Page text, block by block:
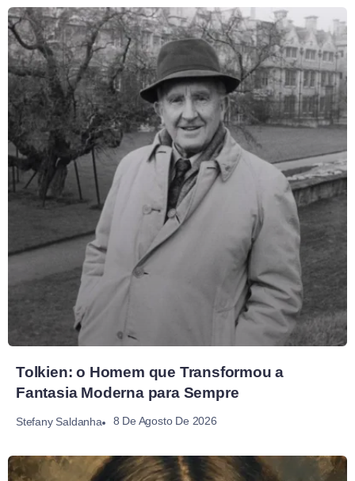
Tolkien: o Homem que Transformou a
Fantasia Moderna para Sempre
Stefany Saldanha 8 De Agosto De 2026